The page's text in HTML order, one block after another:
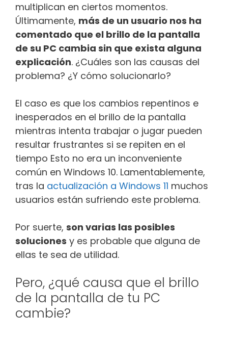
multiplican en ciertos momentos.
Últimamente, más de un usuario nos ha
comentado que el brillo de la pantalla
de su PC cambia sin que exista alguna
explicación. ¿Cuáles son las causas del
problema? ¿Y cómo solucionarlo?
El caso es que los cambios repentinos e
inesperados en el brillo de la pantalla
mientras intenta trabajar o jugar pueden
resultar frustrantes si se repiten en el
tiempo Esto no era un inconveniente
común en Windows 10. Lamentablemente,
tras la actualización a Windows 11 muchos
usuarios están sufriendo este problema.
Por suerte, son varias las posibles
soluciones y es probable que alguna de
ellas te sea de utilidad.
Pero, ¿qué causa que el brillo
de la pantalla de tu PC
cambie?